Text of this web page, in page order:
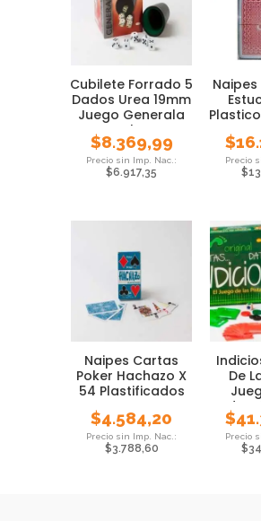
Cubilete Forrado 5
Dados Urea 19mm
Juego Generala
Local Pmc
$8.369,99
$6.917,35
Naipes
$
$
Naipes Cartas
Poker Hachazo X
54 Plastificados
$4.584,20
$3.788,60
De
$
$